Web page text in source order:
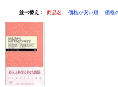
並べ替え： 商品名 価格が安い順 価格